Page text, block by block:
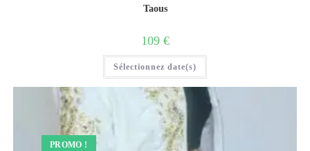
Taous
109 €
Sélectionnez date(s)
PROMO !